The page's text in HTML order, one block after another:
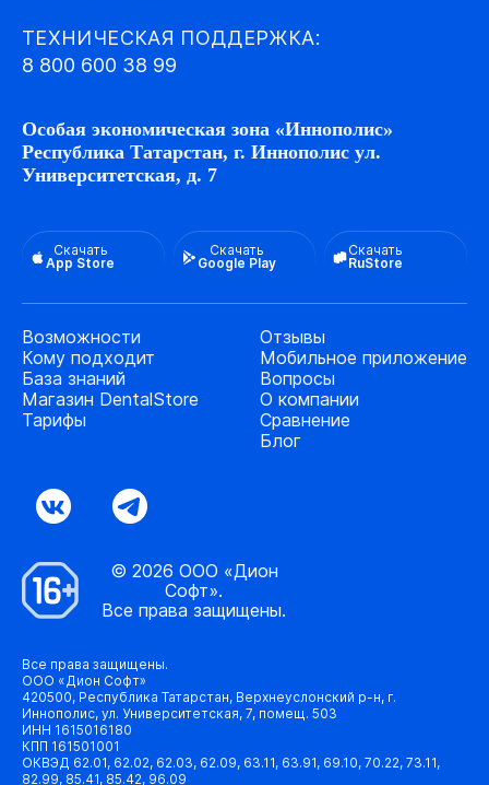
ТЕХНИЧЕСКАЯ ПОДДЕРЖКА:
8 800 600 38 99
Особая экономическая зона «Иннополис»
Республика Татарстан, г. Иннополис ул.
Университетская, д. 7
Скачать
App Store
Скачать
Google Play
Скачать
RuStore
Возможности
Кому подходит
База знаний
Магазин DentalStore
Тарифы
Отзывы
Мобильное приложение
Вопросы
О компании
Сравнение
Блог
© 2026 ООО «Дион
Софт».
Все права защищены.
Все права защищены.
ООО «Дион Софт»
420500, Республика Татарстан, Верхнеуслонский р-н, г.
Иннополис, ул. Университетская, 7, помещ. 503
ИНН 1615016180
КПП 161501001
ОКВЭД 62.01, 62.02, 62.03, 62.09, 63.11, 63.91, 69.10, 70.22, 73.11,
82.99, 85.41, 85.42, 96.09